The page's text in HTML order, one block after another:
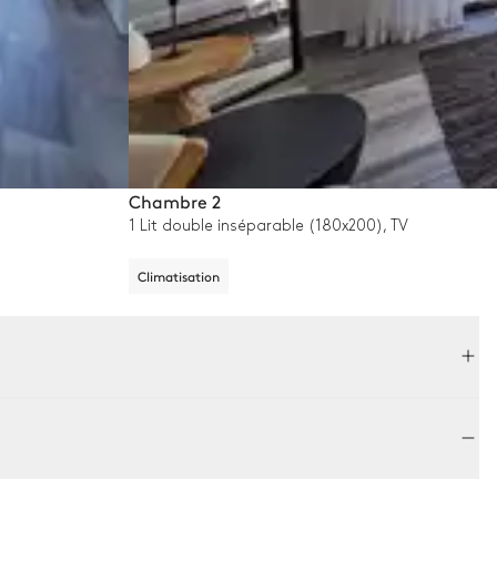
Chambre 2
1 Lit double inséparable (180x200), TV
Climatisation